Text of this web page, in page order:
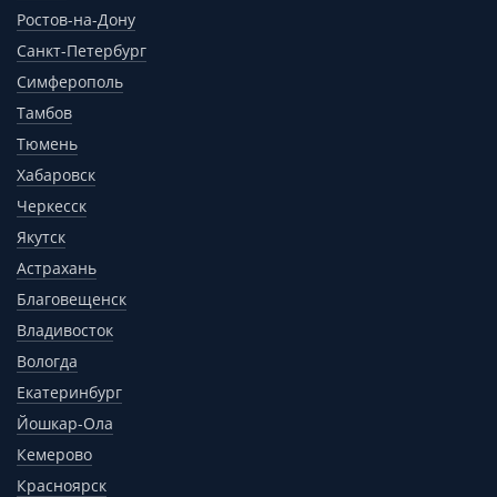
Ростов-на-Дону
Санкт-Петербург
Симферополь
Тамбов
Тюмень
Хабаровск
Черкесск
Якутск
Астрахань
Благовещенск
Владивосток
Вологда
Екатеринбург
Йошкар-Ола
Кемерово
Красноярск